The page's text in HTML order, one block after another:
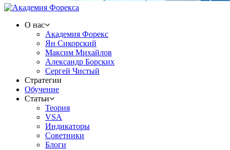
О нас
Академия Форекс
Ян Сикорский
Максим Михайлов
Александр Борских
Сергей Чистый
Стратегии
Обучение
Статьи
Теория
VSA
Индикаторы
Советники
Блоги